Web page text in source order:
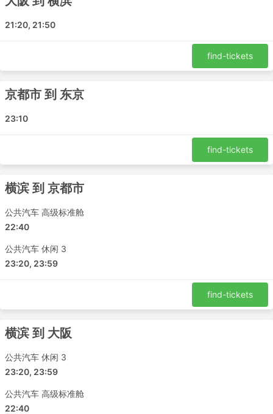
能有点慢，舒适度也不够好，但可以将旅客送达目的地
厕，以及零食和水，有时洗漱用品和毯子都包含在大巴
配备了可以比拟飞机商务舱的座位，拥有宽大且柔软的
新建的城际大巴车站通常位于市区外的高速公路附近，
方便大巴避开市区的拥堵。不过这也会给旅客带来更多
的麻烦。如何到达大巴车站可能就是个问题，因为一些
地方对进入大巴车站的车辆有限制，旅客不得不乘坐专
价格可能被抬高，旅行的成本也会跟着上升。如果在交
通高峰期出行，特别是在不熟悉出发地的交通状况时，
大巴可能比火车或飞机更容易晚点。大巴在很大程度上
依赖于道路情况，有时可能由于一些无法预测的事故、
行时尤其如此。务必记住，不要计划连接紧密的行程。
巴车票。请记住，不要以为可以直接到汽车站赶上最近
的一班大巴，因为到您到达车站时车票很可能已经售
21:20, 21:50
find-tickets
京都市 到 东京
23:10
find-tickets
横滨 到 京都市
公共汽车 高级标准舱
22:40
公共汽车 休闲 3
23:20, 23:59
find-tickets
横滨 到 大阪
公共汽车 休闲 3
23:20, 23:59
公共汽车 高级标准舱
22:40